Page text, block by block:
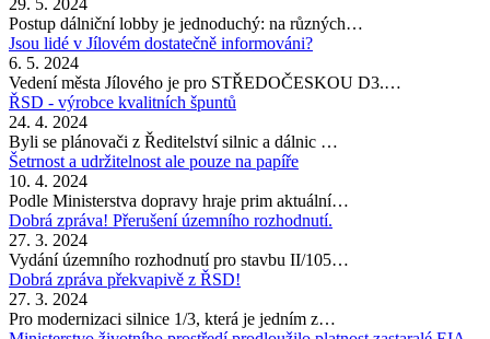
Postup dálniční lobby je jednoduchý: na různých…
Jsou lidé v Jílovém dostatečně informováni?
6. 5. 2024
Vedení města Jílového je pro STŘEDOČESKOU D3.…
ŘSD - výrobce kvalitních špuntů
24. 4. 2024
Byli se plánovači z Ředitelství silnic a dálnic …
Šetrnost a udržitelnost ale pouze na papíře
10. 4. 2024
Podle Ministerstva dopravy hraje prim aktuální…
Dobrá zpráva! Přerušení územního rozhodnutí.
27. 3. 2024
Vydání územního rozhodnutí pro stavbu II/105…
Dobrá zpráva překvapivě z ŘSD!
27. 3. 2024
Pro modernizaci silnice 1/3, která je jedním z…